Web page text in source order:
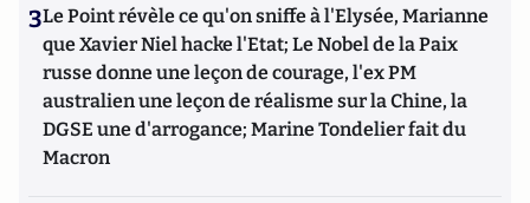
3Le Point révèle ce qu'on sniffe à l'Elysée, Marianne
que Xavier Niel hacke l'Etat; Le Nobel de la Paix
russe donne une leçon de courage, l'ex PM
australien une leçon de réalisme sur la Chine, la
DGSE une d'arrogance; Marine Tondelier fait du
Macron